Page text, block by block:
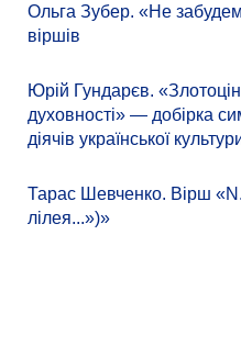
Ольга Зубер. «Не
віршів
Юрій Гундарєв.
духовності» — добірка
діячів української
Тарас Шевченко. Вірш
лілея...»)»